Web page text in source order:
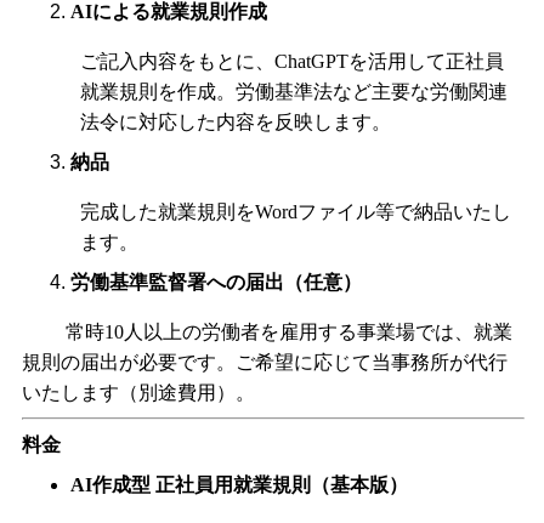
AIによる就業規則作成
ご記入内容をもとに、 ChatGPTを活用して正社員
就業規則を作成。労働基準法など主要な労働関連
法令に対応した内容を反映します。
納品
完成した就業規則をWordファイル等で納品いたし
ます。
労働基準監督署への届出（任意）
常時10人以上の労働者を雇用する事業場では、就業
規則の届出が必要です。ご希望に応じて当事務所が代行
いたします（別途費用）。
料金
AI作成型 正社員用就業規則（基本版）